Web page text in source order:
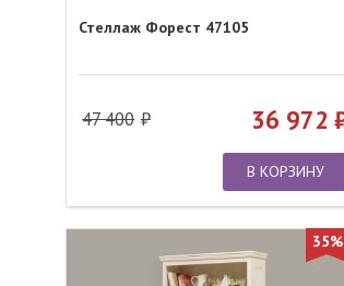
Стеллаж Форест 47105
47 400 36 972
В КОРЗИНУ
35%